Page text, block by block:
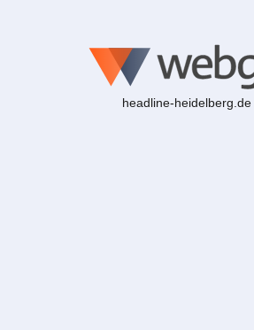
headline-heidelberg.de